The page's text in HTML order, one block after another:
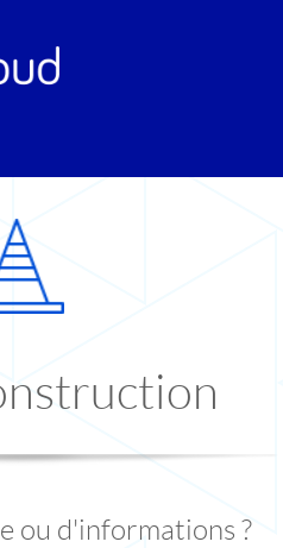
ou d'informations ?